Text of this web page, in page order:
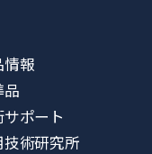
情報
品
ポート
技術研究所